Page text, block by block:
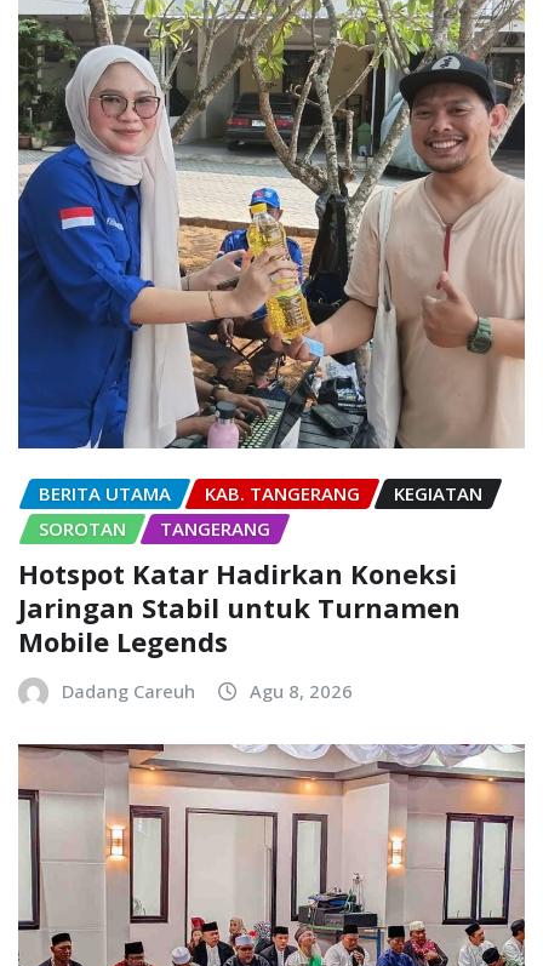
BERITA UTAMA KAB. TANGERANG
KEGIATAN
SOROTAN
TANGERANG
Hotspot Katar Hadirkan Koneksi
Jaringan Stabil untuk Turnamen
Mobile Legends
Dadang Careuh Agu 8, 2026